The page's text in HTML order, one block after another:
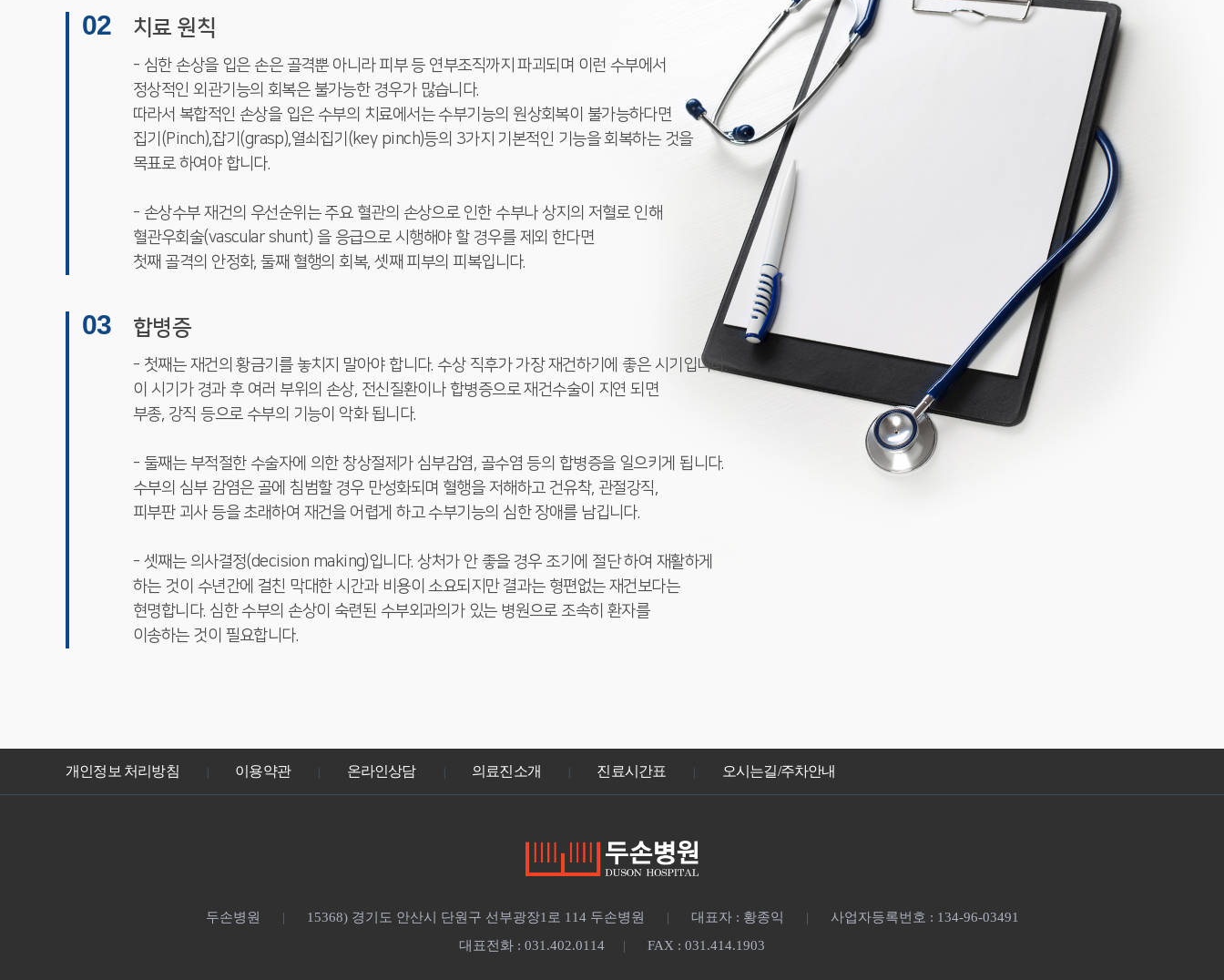
02 치료 원칙
- 심한 손상을 입은 손은 골격뿐 아니라 피부 등 연부조직까지 파괴되며 이런 수부에서
정상적인 외관기능의 회복은 불가능한 경우가 많습니다.
따라서 복합적인 손상을 입은 수부의 치료에서는 수부기능의 원상회복이 불가능하다면
집기(Pinch),잡기(grasp),열쇠집기(key pinch)등의 3가지 기본적인 기능을 회복하는 것을
목표로 하여야 합니다.
- 손상수부 재건의 우선순위는 주요 혈관의 손상으로 인한 수부나 상지의 저혈로 인해
혈관우회술(vascular shunt) 을 응급으로 시행해야 할 경우를 제외 한다면
첫째 골격의 안정화, 둘째 혈행의 회복, 셋째 피부의 피복입니다.
03 합병증
- 첫째는 재건의 황금기를 놓치지 말아야 합니다. 수상 직후가 가장 재건하기에 좋은 시기입니다.
이 시기가 경과 후 여러 부위의 손상, 전신질환이나 합병증으로 재건수술이 지연 되면
부종, 강직 등으로 수부의 기능이 악화 됩니다.
- 둘째는 부적절한 수술자에 의한 창상절제가 심부감염, 골수염 등의 합병증을 일으키게 됩니다.
수부의 심부 감염은 골에 침범할 경우 만성화되며 혈행을 저해하고 건유착, 관절강직,
피부판 괴사 등을 초래하여 재건을 어렵게 하고 수부기능의 심한 장애를 남깁니다.
- 셋째는 의사결정(decision making)입니다. 상처가 안 좋을 경우 조기에 절단 하여 재활하게
하는 것이 수년간에 걸친 막대한 시간과 비용이 소요되지만 결과는 형편없는 재건보다는
현명합니다. 심한 수부의 손상이 숙련된 수부외과의가 있는 병원으로 조속히 환자를
이송하는 것이 필요합니다.
개인정보 처리방침 이용약관 온라인상담 의료진소개 진료시간표 오시는길/주차안내
두손병원 15368) 경기도 안산시 단원구 선부광장1로 114 두손병원 대표자 : 황종익
사업자등록번호 : 134-96-03491
대표전화 : 031.402.0114
FAX : 031.414.1903